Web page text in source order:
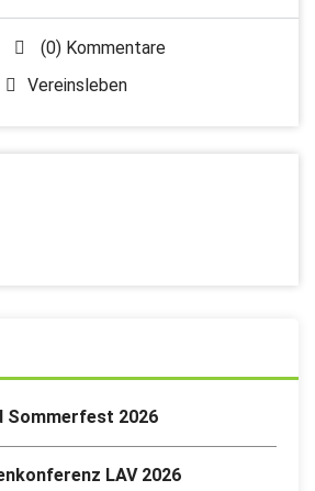
(0) Kommentare
Vereinsleben
Sommerfest 2026
LAV 2026